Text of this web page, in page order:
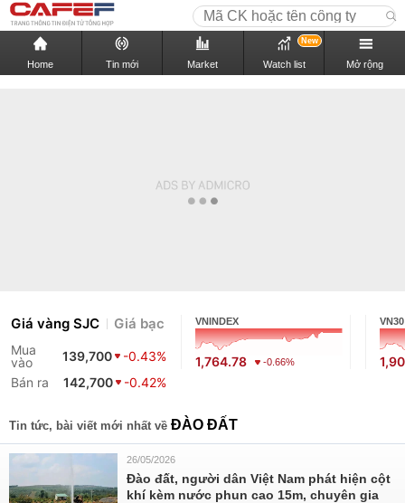
Home Tin mới Market Watch list
New
Mở rộng
Giá vàng SJC Giá bạc
Mua
vào
139,700
-0.43%
Bán ra
142,700 -0.42%
VNINDEX
1,764.78 -0.66%
VN30
Tin tức, bài viết mới nhất về ĐÀO ĐẤT
26/05/2026
Đào đất, người dân Việt Nam phát hiện cột
khí kèm nước phun cao 15m, chuyên gia